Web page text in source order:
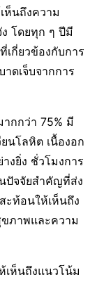
ห็นถึงความ
ง โดยทุก ๆ ปีมี
กี่ยวข้องกับการ
ดเจ็บจากการ
ากกว่า 75% มี
นโลหิต เนื้องอก
งยิ่ง ชั่วโมงการ
ปัจจัยสำคัญที่ส่ง
ะท้อนให้เห็นถึง
ภาพและความ
เห็นถึงแนวโน้ม